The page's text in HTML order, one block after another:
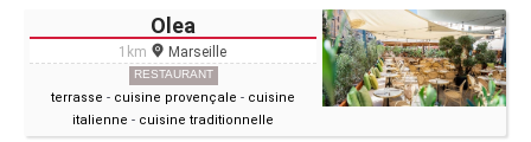
Olea
1km Marseille
RESTAURANT
terrasse - cuisine provençale - cuisine
italienne - cuisine traditionnelle